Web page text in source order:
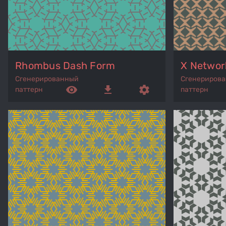
Rhombus Dash Form
Сгенерированный
паттерн
remove_red_eye get_app settings
X
паттерн